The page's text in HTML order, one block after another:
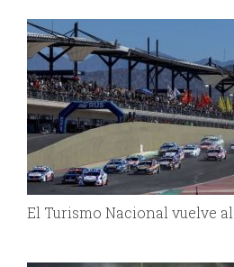
El Turismo Nacional vuelve